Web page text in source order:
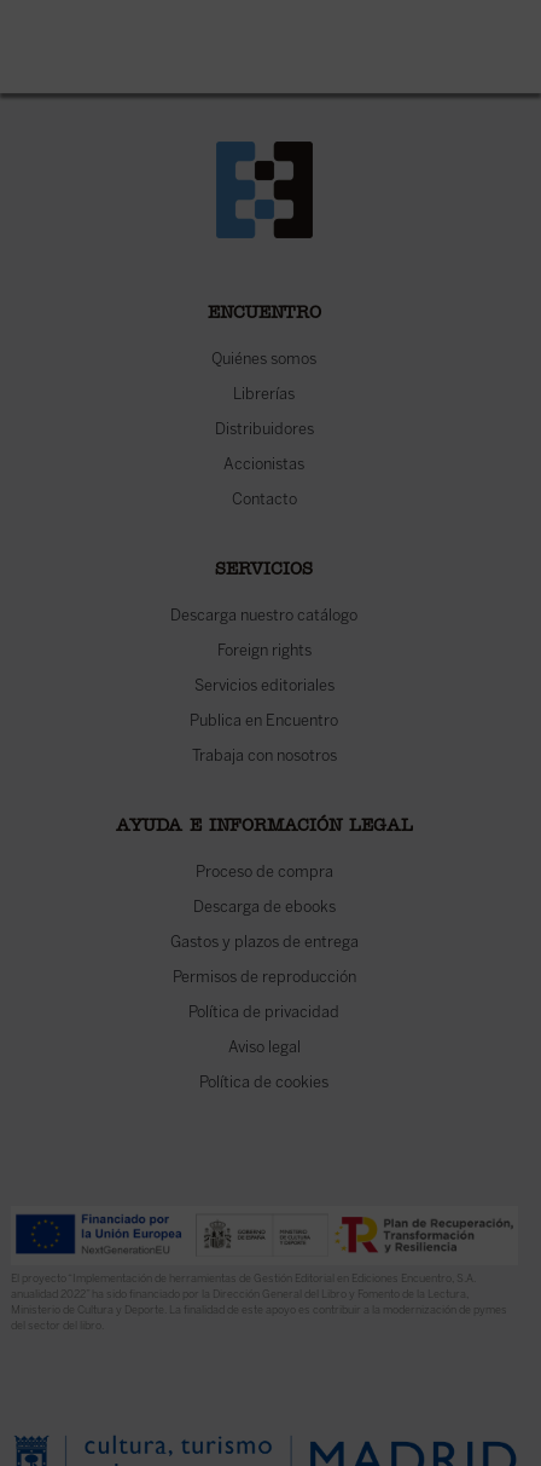
ENCUENTRO
Quiénes somos
Librerías
Distribuidores
Accionistas
Contacto
SERVICIOS
Descarga nuestro catálogo
Foreign rights
Servicios editoriales
Publica en Encuentro
Trabaja con nosotros
AYUDA E INFORMACIÓN LEGAL
Proceso de compra
Descarga de ebooks
Gastos y plazos de entrega
Permisos de reproducción
Política de privacidad
Aviso legal
Política de cookies
El proyecto “Implementación de herramientas de Gestión Editorial en Ediciones Encuentro, S.A.
anualidad 2022” ha sido financiado por la Dirección General del Libro y Fomento de la Lectura,
Ministerio de Cultura y Deporte. La finalidad de este apoyo es contribuir a la modernización de pymes
del sector del libro.